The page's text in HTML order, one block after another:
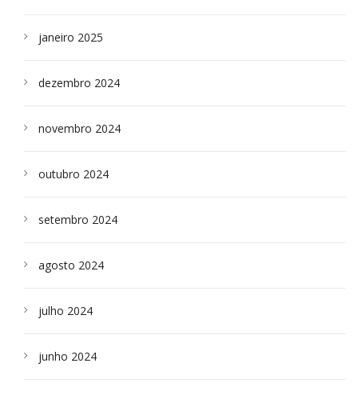
janeiro 2025
dezembro 2024
novembro 2024
outubro 2024
setembro 2024
agosto 2024
julho 2024
junho 2024